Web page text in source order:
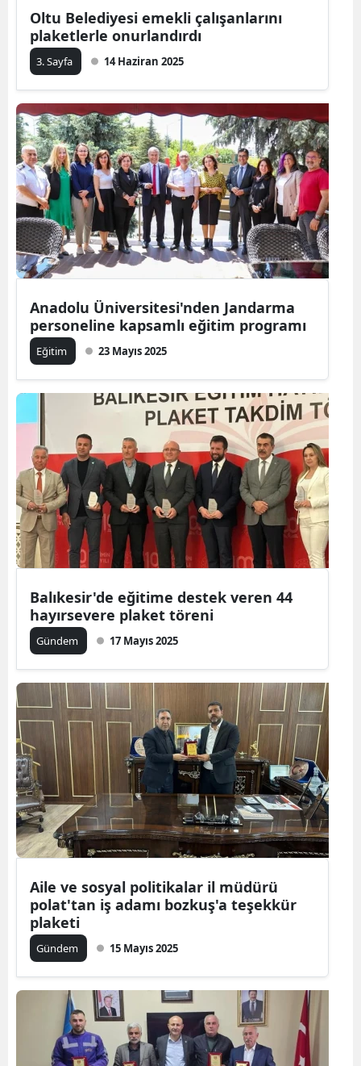
Oltu Belediyesi emekli çalışanlarını
plaketlerle onurlandırdı
3. Sayfa 14 Haziran 2025
Anadolu Üniversitesi'nden Jandarma
personeline kapsamlı eğitim programı
Eğitim 23 Mayıs 2025
Balıkesir'de eğitime destek veren 44
hayırsevere plaket töreni
Gündem 17 Mayıs 2025
Aile ve sosyal politikalar il müdürü
polat'tan iş adamı bozkuş'a teşekkür
plaketi
Gündem 15 Mayıs 2025